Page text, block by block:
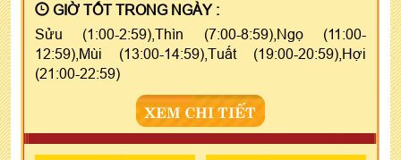
GIỜ TỐT TRONG NGÀY :
Sửu (1:00-2:59),Thìn (7:00-8:59),Ngọ (11:00-
12:59),Mùi (13:00-14:59),Tuất (19:00-20:59),Hợi
(21:00-22:59)
XEM CHI TIẾT